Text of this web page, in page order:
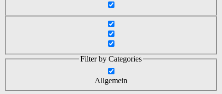
Filter by Categories
Allgemein